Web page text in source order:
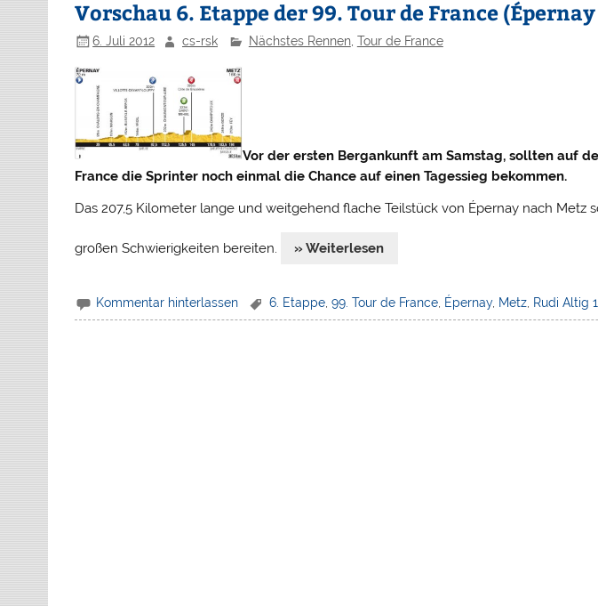
Vorschau 6. Etappe der 99. Tour de France
6. Juli 2012 cs-rsk Nächstes Rennen, Tour de France
Vor der ersten Bergankunft am Samstag, sollten auf
France die Sprinter noch einmal die Chance auf einen Tagessieg bekommen.
Das 207,5 Kilometer lange und weitgehend flache Teilstück von Épernay nach Metz
großen Schwierigkeiten bereiten. » Weiterlesen
Kommentar hinterlassen 6. Etappe, 99. Tour de France, Épernay, Metz, Rudi Altig